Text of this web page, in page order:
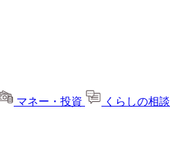
マネー・投資 くらしの相談